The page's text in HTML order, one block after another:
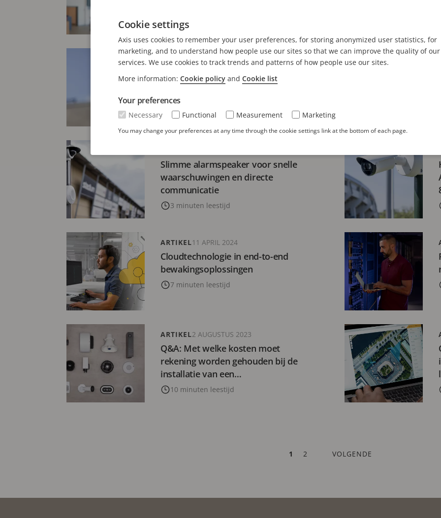
2 minuten leestijd
geoptimaliseerd voor videobewaking
6 minuten leestijd
23 SEPTEMBER 2025
Slimme alarmspeaker voor snelle
waarschuwingen en directe
communicatie
3 minuten leestijd
Cloudtechnologie in end-to-end
bewakingsoplossingen
7 minuten leestijd
ARTIKEL11 APRIL 2024
Q&A: Met welke kosten moet
rekening worden gehouden bij de
installatie van een
bewakingssysteem?
10 minuten leestijd
ARTIKEL2 AUGUSTUS 2023
HUIDIGE
1 PAGE
2
VOLGENDE
VOLGENDE
Cookie settings
Axis uses cookies to remember your user preferences, for storing anonymized user statistics, for
marketing, and to understand how people use our sites so that we can improve the quality of our
services. We use cookies to track trends and patterns of how people use our sites.
More information: Cookie policy and Cookie list
Your preferences
Necessary Functional Measurement Marketing
You may change your preferences at any time through the cookie settings link at the bottom of each page.